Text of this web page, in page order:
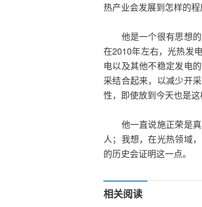
热产业会发展到怎样的
他是一个很有思想的
在2010年左右，光热发
电以及其他不稳定发电
采结合起来，以减少开
性，即使放到今天也是
他一直说施正荣是真
人；我想，在光热领域
的历史会证明这一点。
相关阅读